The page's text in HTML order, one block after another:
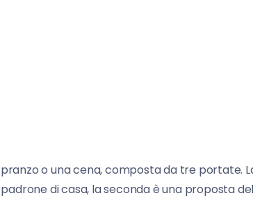
pranzo o una cena, composta da tre portate.
di casa, la seconda è una proposta